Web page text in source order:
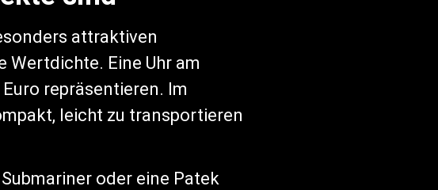
attraktiven
Eine Uhr am
repräsentieren. Im
leicht zu transportieren
oder eine Patek